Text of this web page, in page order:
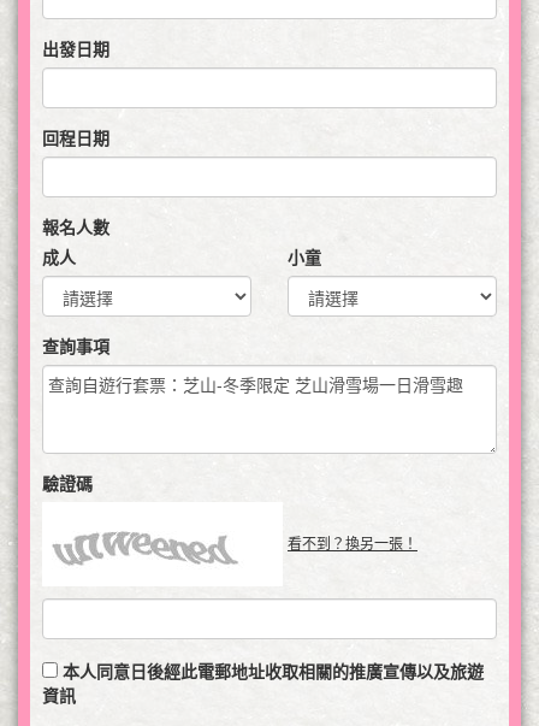
出發日期
回程日期
報名人數
成人
小童
查詢事項
驗證碼
看不到？換另一張！
本人同意日後經此電郵地址收取相關的推廣宣傳以及旅遊
資訊